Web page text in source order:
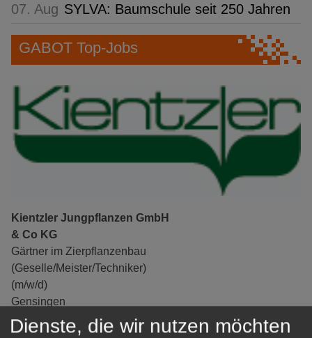
07. Aug SYLVA: Baumschule seit 250 Jahren
GABOT Top-Jobs
Kientzler Jungpflanzen GmbH
& Co KG
Gärtner im Zierpflanzenbau
(Geselle/Meister/Techniker)
(m/w/d)
Gensingen
zur Stellenanzeige
Dienste, die wir nutzen möchten